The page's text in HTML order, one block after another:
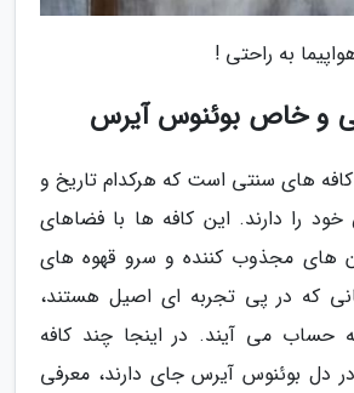
به راحتی !
و خاص بوئنوس آیرس
های سنتی است که هرکدام تاریخ و
را دارند. این کافه ها با فضاهای
های مجذوب کننده و سرو قهوه های
که در پی تجربه ای اصیل هستند،
حساب می آیند. در اینجا چند کافه
بوئنوس آیرس جای دارند، معرفی